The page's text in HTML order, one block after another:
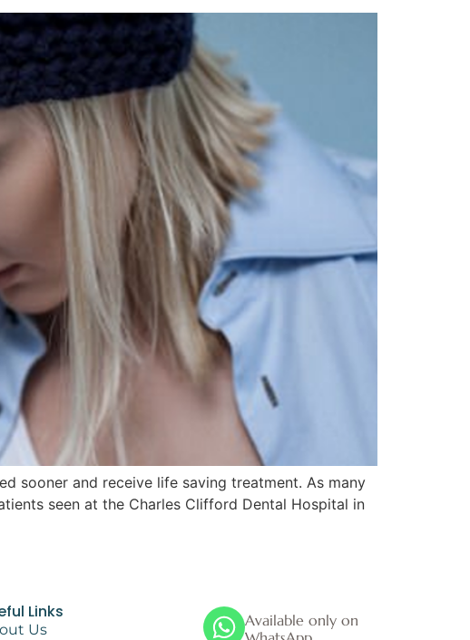
sooner and receive life saving treatment. As many
seen at the Charles Clifford Dental Hospital in
Links
Us
Available only on